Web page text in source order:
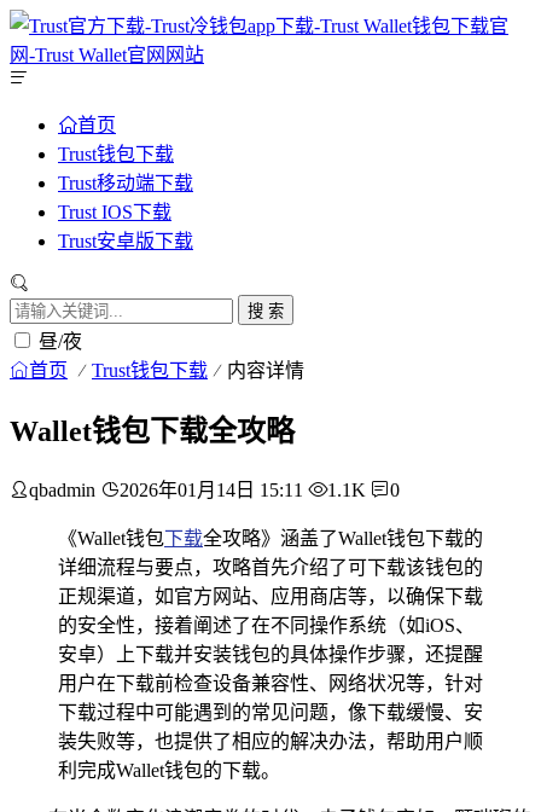
首页
Trust钱包下载
Trust移动端下载
Trust IOS下载
Trust安卓版下载
搜 索
昼/夜
首页 Trust钱包下载 内容详情
Wallet钱包下载全攻略
qbadmin 2026年01月14日 15:11 1.1K 0
《Wallet钱包下载全攻略》涵盖了Wallet钱包下载的
详细流程与要点，攻略首先介绍了可下载该钱包的
正规渠道，如官方网站、应用商店等，以确保下载
的安全性，接着阐述了在不同操作系统（如iOS、
安卓）上下载并安装钱包的具体操作步骤，还提醒
用户在下载前检查设备兼容性、网络状况等，针对
下载过程中可能遇到的常见问题，像下载缓慢、安
装失败等，也提供了相应的解决办法，帮助用户顺
利完成Wallet钱包的下载。